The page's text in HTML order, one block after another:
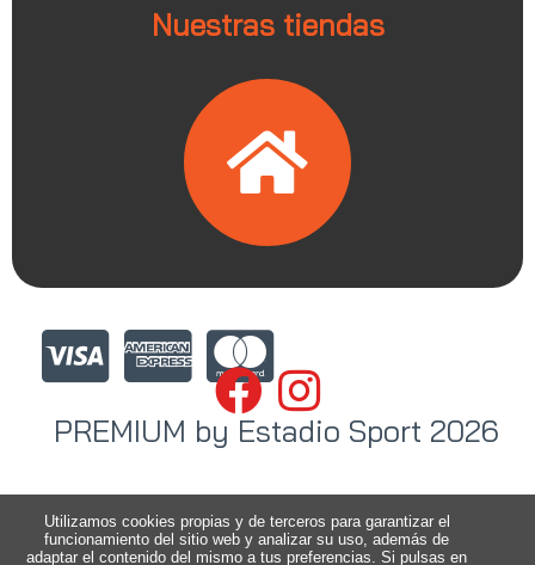
Nuestras tiendas
PREMIUM by Estadio Sport 2026
Utilizamos cookies propias y de terceros para garantizar el
funcionamiento del sitio web y analizar su uso, además de
adaptar el contenido del mismo a tus preferencias. Si pulsas en